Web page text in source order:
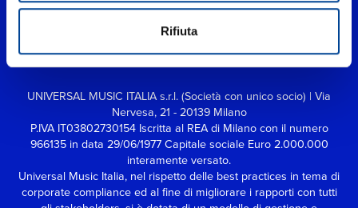
Rifiuta
UNIVERSAL MUSIC ITALIA s.r.l. (Società con unico socio) | Via
Nervesa, 21 - 20139 Milano
P.IVA IT03802730154 Iscritta al REA di Milano con il numero
966135 in data 29/06/1977Capitale sociale Euro 2.000.000
interamente versato.
Universal Music Italia, nel rispetto delle best practices in tema di
corporate compliance ed al fine di migliorare i rapporti con tutti